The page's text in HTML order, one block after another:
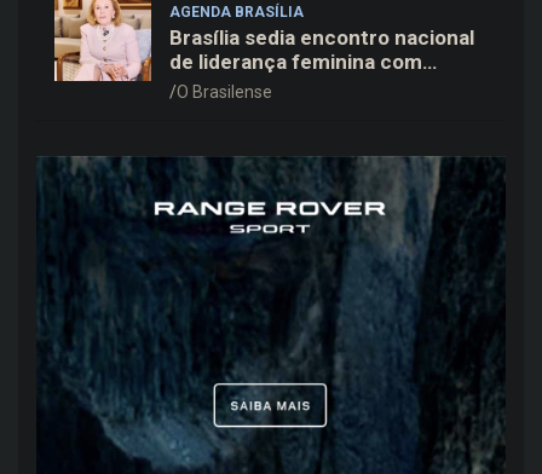
AGENDA BRASÍLIA
Brasília sedia encontro nacional
de liderança feminina com
Janete Vaz, Carla Fonseca e
O Brasilense